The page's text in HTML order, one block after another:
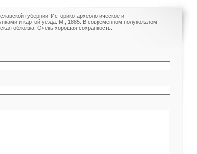
губернии: Историко-археологическое и
и картой уезда. М., 1885. В современном полукожаном
обложка. Очень хорошая сохранность.